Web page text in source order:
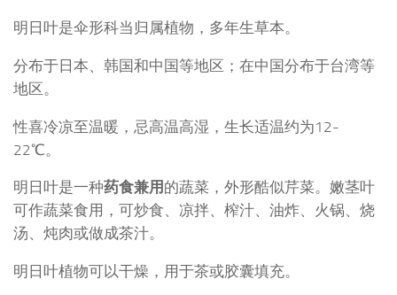
明日叶是伞形科当归属植物，多年生草本。
分布于日本、韩国和中国等地区；在中国分布于台湾等
地区。
性喜冷凉至温暖，忌高温高湿，生长适温约为12-
22℃。
明日叶是一种药食兼用 的蔬菜，外形酷似芹菜。嫩茎叶
可作蔬菜食用，可炒食、凉拌、榨汁、油炸、火锅、烧
汤、炖肉或做成茶汁。
明日叶植物可以干燥，用于茶或胶囊填充。